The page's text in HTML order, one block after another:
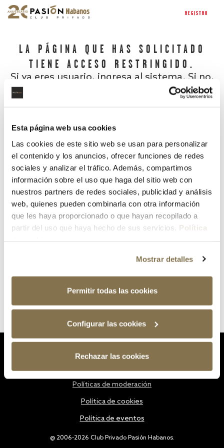
Esta página web usa cookies
Las cookies de este sitio web se usan para personalizar
el contenido y los anuncios, ofrecer funciones de redes
sociales y analizar el tráfico. Además, compartimos
información sobre el uso que haga del sitio web con
nuestros partners de redes sociales, publicidad y análisis
web, quienes pueden combinarla con otra información
que les haya proporcionado o que hayan recopilado a
partir del uso que haya hecho de sus servicios. Política
Mostrar detalles
Permitir todas las cookies
Configurar las cookies
Rechazar las cookies
REGISTRO
LA PÁGINA QUE HAS SOLICITADO
TIENE ACCESO RESTRINGIDO.
Si ya eres usuario, ingresa al sistema. Si no,
¿Has olvidado tu contraseña?
@ 2006-2026 Club Privado Pasión Habanos.
Políticas de moderación
Política de cookies
Política de eventos